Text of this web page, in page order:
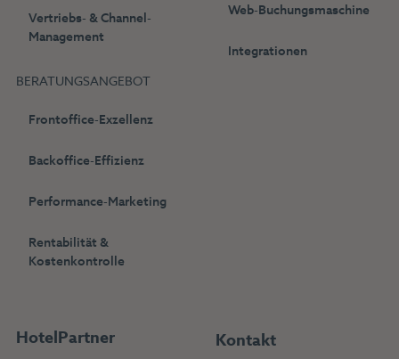
Vertriebs- & Channel-
Management
BERATUNGSANGEBOT
Frontoffice-Exzellenz
Backoffice-Effizienz
Performance-Marketing
Rentabilität &
Kostenkontrolle
Web-Buchungsmaschine
Integrationen
HotelPartner Kontakt